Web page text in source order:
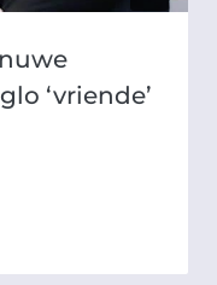
‘vriende’